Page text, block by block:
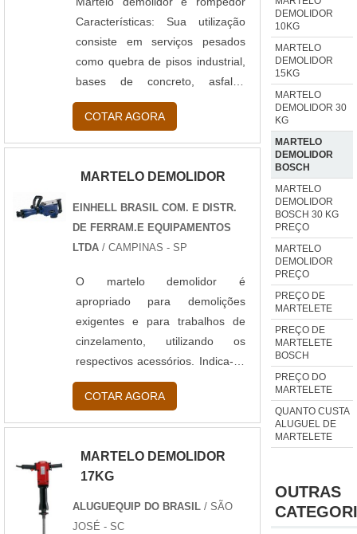
Características: Sua utilização
consiste em serviços pesados
como quebra de pisos industrial,
bases de concreto, asfalto,
calçadas e etc. Elevada
capacidade de quebra em
concretos usinados de 10cm de
quebram até 15cm de
espessura. Extra redução de
vibração em um mecanismo de
contra peso de...
COTAR AGORA
MARTELO DEMOLIDOR
EINHELL BRASIL COM. E DISTR.
DE FERRAM.E EQUIPAMENTOS
LTDA / CAMPINAS - SP
O martelo demolidor é
apropriado para demolições
exigentes e para trabalhos de
cinzelamento, utilizando os
respectivos acessórios. Indica-se
que o martelo demolidor só deva
ser utilizado para os fins
indicados em seu manual, sendo
impróprio e de responsabilidade
do usuário ou operador. A
frabicante Einhell está há mais
de...
COTAR AGORA
MARTELO DEMOLIDOR
17KG
ALUGUEQUIP DO BRASIL / SÃO
JOSÉ - SC
DEMOLIDOR
10KG
MARTELO
DEMOLIDOR
15KG
MARTELO
DEMOLIDOR 30
KG
MARTELO
DEMOLIDOR
BOSCH
MARTELO
DEMOLIDOR
BOSCH 30 KG
PREÇO
MARTELO
DEMOLIDOR
PREÇO
PREÇO DE
MARTELETE
PREÇO DE
MARTELETE
BOSCH
PREÇO DO
MARTELETE
QUANTO CUSTA
ALUGUEL DE
MARTELETE
OUTRAS